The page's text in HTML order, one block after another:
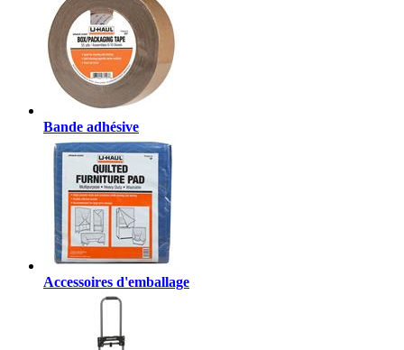
Bande adhésive
Accessoires d'emballage